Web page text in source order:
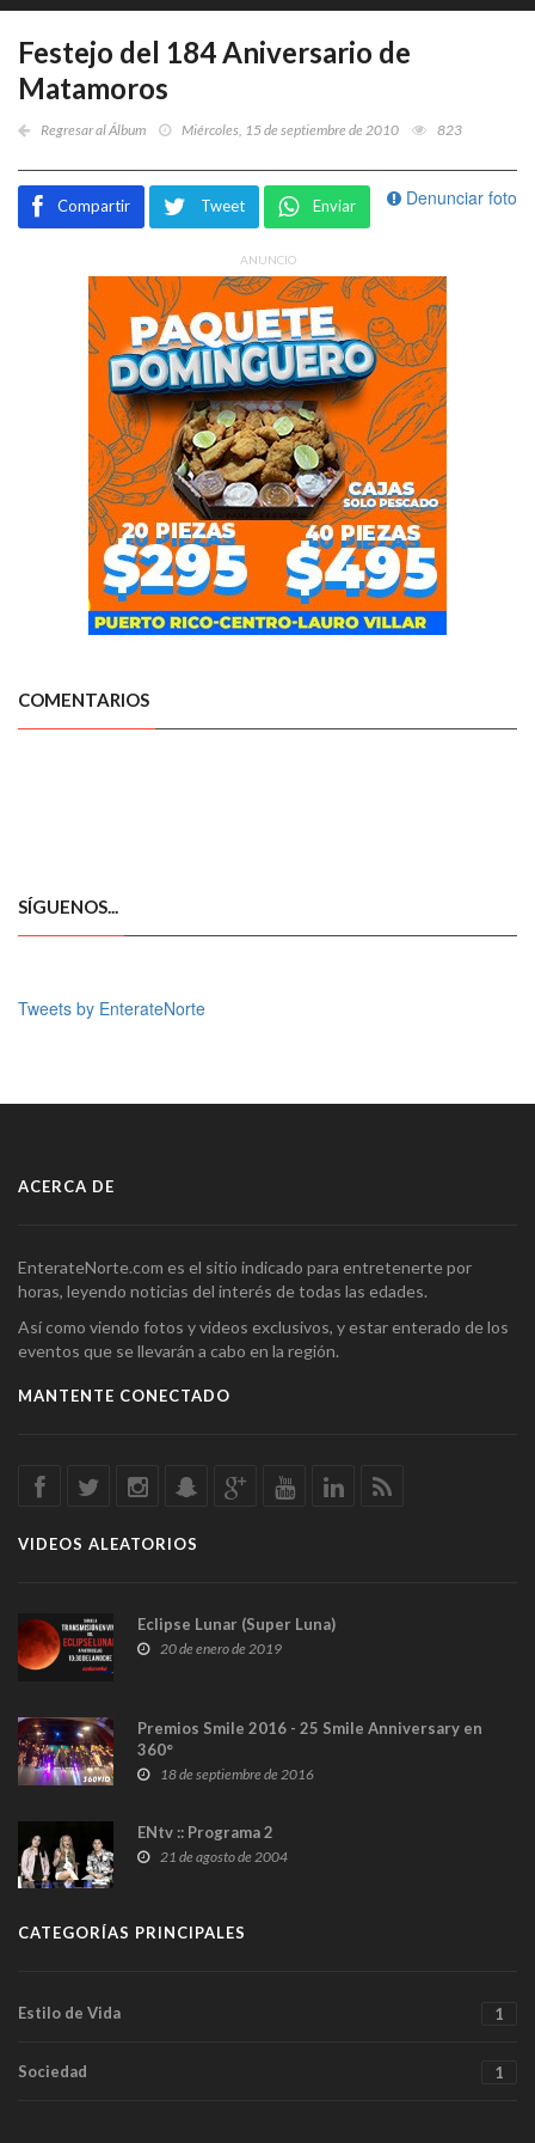
Festejo del 184 Aniversario de
Matamoros
Regresar al Álbum Miércoles, 15 de septiembre de 2010 823
Denunciar foto
Compartir Tweet Enviar
ANUNCIO
COMENTARIOS
SÍGUENOS...
Tweets by EnterateNorte
ACERCA DE
EnterateNorte.com es el sitio indicado para entretenerte por
horas, leyendo noticias del interés de todas las edades.
Así como viendo fotos y videos exclusivos, y estar enterado de los
eventos que se llevarán a cabo en la región.
MANTENTE CONECTADO
VIDEOS ALEATORIOS
Eclipse Lunar (Super Luna)
20 de enero de 2019
Premios Smile 2016 - 25 Smile Anniversary en
360°
18 de septiembre de 2016
ENtv :: Programa 2
21 de agosto de 2004
CATEGORÍAS PRINCIPALES
Estilo de Vida 1
Sociedad 1